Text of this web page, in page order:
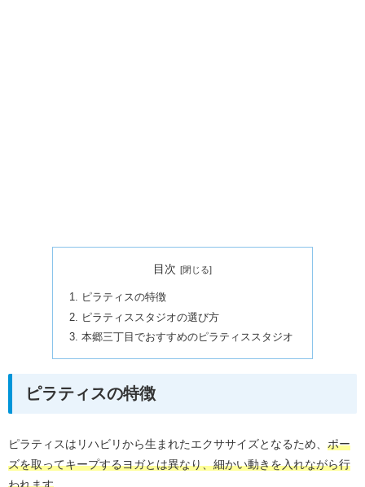
目次
ピラティスの特徴
ピラティススタジオの選び方
本郷三丁目でおすすめのピラティススタジオ
ピラティスの特徴
ピラティスはリハビリから生まれたエクササイズとなるため、 ポー
ズを取ってキープするヨガとは異なり、細かい動きを入れながら行